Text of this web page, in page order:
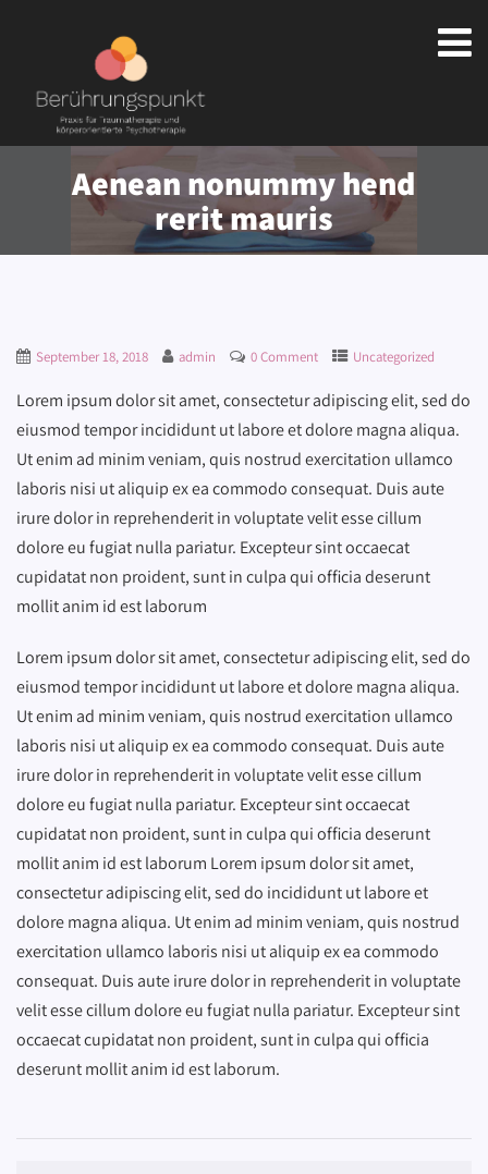
Aenean nonummy hend
rerit mauris
September 18, 2018 admin 0 Comment Uncategorized
Lorem ipsum dolor sit amet, consectetur adipiscing elit, sed do
eiusmod tempor incididunt ut labore et dolore magna aliqua.
Ut enim ad minim veniam, quis nostrud exercitation ullamco
laboris nisi ut aliquip ex ea commodo consequat. Duis aute
irure dolor in reprehenderit in voluptate velit esse cillum
dolore eu fugiat nulla pariatur. Excepteur sint occaecat
cupidatat non proident, sunt in culpa qui officia deserunt
mollit anim id est laborum
Lorem ipsum dolor sit amet, consectetur adipiscing elit, sed do
eiusmod tempor incididunt ut labore et dolore magna aliqua.
Ut enim ad minim veniam, quis nostrud exercitation ullamco
laboris nisi ut aliquip ex ea commodo consequat. Duis aute
irure dolor in reprehenderit in voluptate velit esse cillum
dolore eu fugiat nulla pariatur. Excepteur sint occaecat
cupidatat non proident, sunt in culpa qui officia deserunt
mollit anim id est laborum Lorem ipsum dolor sit amet,
consectetur adipiscing elit, sed do incididunt ut labore et
dolore magna aliqua. Ut enim ad minim veniam, quis nostrud
exercitation ullamco laboris nisi ut aliquip ex ea commodo
consequat. Duis aute irure dolor in reprehenderit in voluptate
velit esse cillum dolore eu fugiat nulla pariatur. Excepteur sint
occaecat cupidatat non proident, sunt in culpa qui officia
deserunt mollit anim id est laborum.